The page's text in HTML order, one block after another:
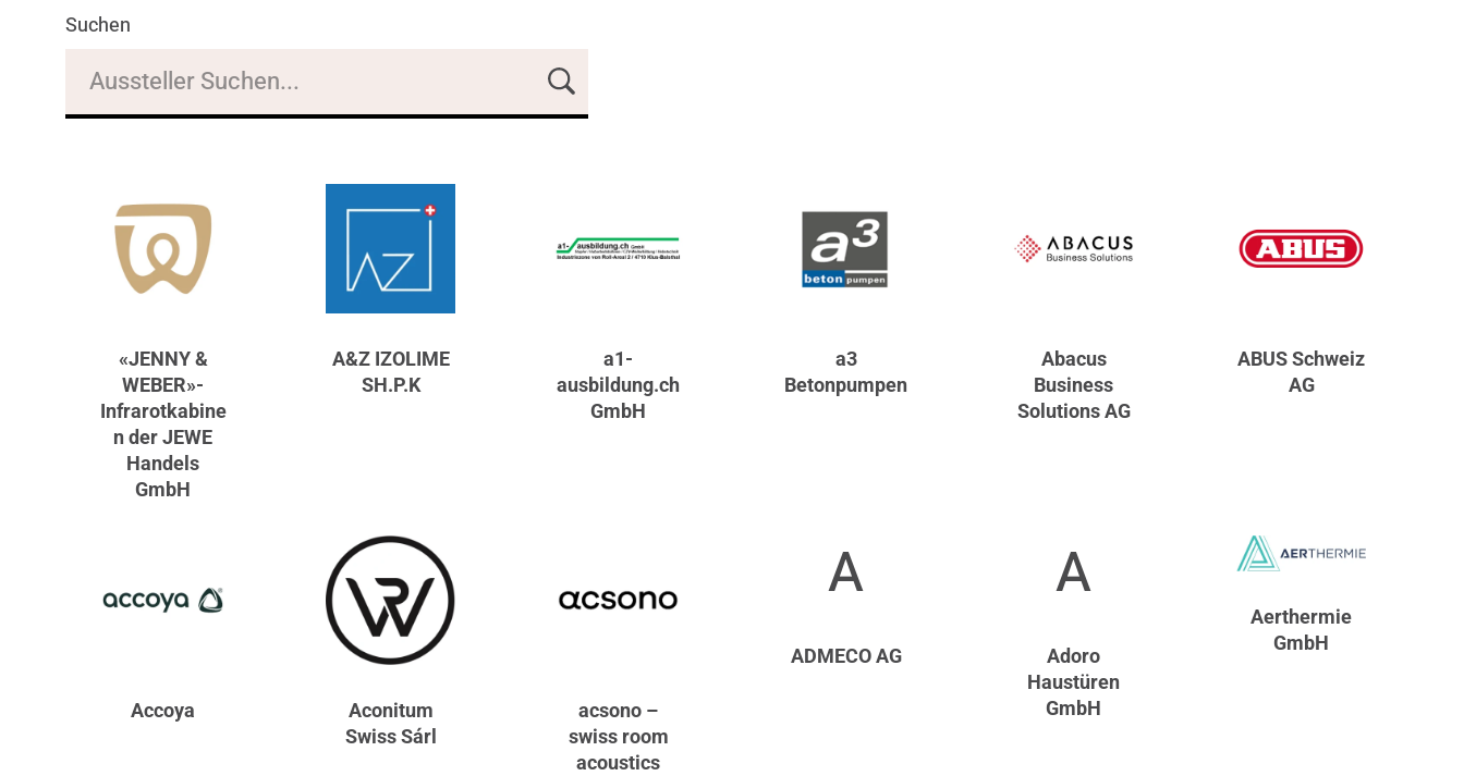
Suchen
«JENNY &
WEBER»-
Infrarotkabine
n der JEWE
Handels
GmbH
A&Z IZOLIME
SH.P.K
a1-
ausbildung.ch
GmbH
a3
Betonpumpen
Abacus
Business
Solutions AG
ABUS Schweiz
AG
Accoya
Aconitum
Swiss Sárl
acsono –
swiss room
acoustics
A
ADMECO AG
A
Adoro
Haustüren
GmbH
Aerthermie
GmbH